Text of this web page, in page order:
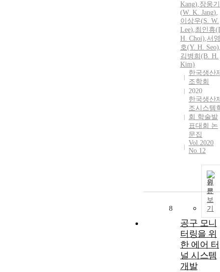
Kang),장웅기
(W. K. Jang),
이상우(S. W.
Lee),최인휴
H. Choi),서영
호(Y. H. Seo)
김병희(B. H.
Kim)
한국생산
조학회
2020
한국생산
조시스템
회 학술발
표대회 논
문집
Vol.2020
No.12
원
문
보
기
8
공구 모니
터링을 위
한 에어 터
널 시스템
개발